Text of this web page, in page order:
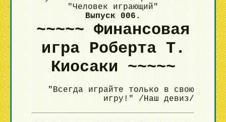
"Человек играющий"
Выпуск 006.
~~~~~ Финансовая
игра Роберта Т.
Киосаки ~~~~~
"Всегда играйте только в свою
игру!" /Наш девиз/